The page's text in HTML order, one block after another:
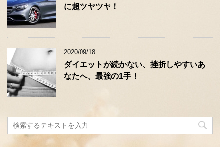
に超ツヤツヤ！
2020/09/18
ダイエットが続かない、挫折しやすいあ
なたへ、最強の1手！